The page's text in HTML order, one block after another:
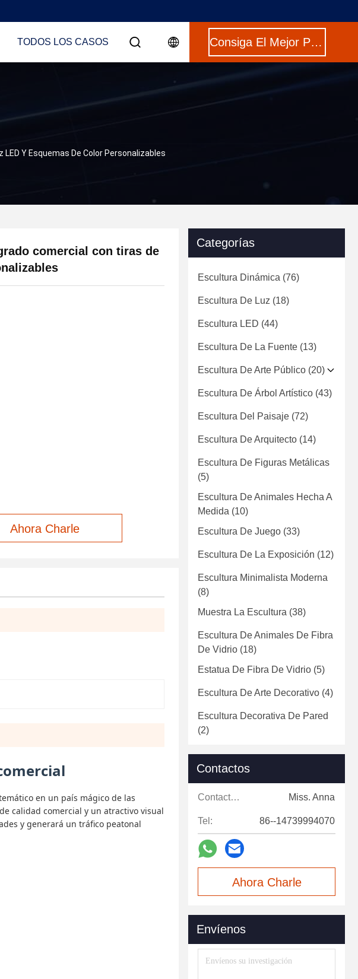
TODOS LOS CASOS Consiga El Mejor Precio
LED Y Esquemas De Color Personalizables
comercial con tiras de
Ahora Charle
en un país mágico de las
calidad comercial y un atractivo visual
y generará un tráfico peatonal
Categorías
Escultura Dinámica (76)
Escultura De Luz (18)
Escultura LED (44)
Escultura De La Fuente (13)
Escultura De Arte Público (20)
Escultura De Árbol Artístico (43)
Escultura Del Paisaje (72)
Escultura De Arquitecto (14)
Escultura De Figuras Metálicas
(5)
Escultura De Animales Hecha A
Medida (10)
Escultura De Juego (33)
Escultura De La Exposición (12)
Escultura Minimalista Moderna
(8)
Muestra La Escultura (38)
Escultura De Animales De Fibra
De Vidrio (18)
Estatua De Fibra De Vidrio (5)
Escultura De Arte Decorativo (4)
Escultura Decorativa De Pared
(2)
Contactos
Contactos: Miss. Anna
Tel: 86--14739994070
Ahora Charle
Envíenos